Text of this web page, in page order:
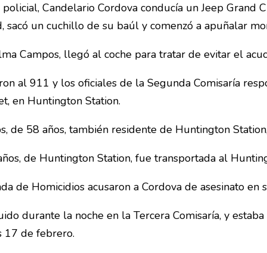
Candelario Cordova conducía un Jeep
sacó un cuchillo de su baúl y comenzó a apuñalar
Campos, llegó al coche para tratar de evitar el
al 911 y los oficiales de la Segunda Comisaría
en Huntington Station.
de 58 años, también residente de Huntington
de Huntington Station, fue transportada al
de Homicidios acusaron a Cordova de asesinato
durante la noche en la Tercera Comisaría, y
17 de febrero.